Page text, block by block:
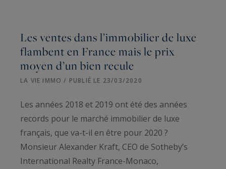
Les ventes dans l’immobilier de luxe
flambent en France mais le prix
moyen d’un bien recule
LA VIE IMMO / PUBLIÉ LE 23/03/2020
Les années 2018 et 2019 ont été des années
records pour le marché immobilier de luxe
français, que va-t-il en être pour 2020 ?
Monsieur Alexander Kraft, CEO de Sotheby’s
International Realty France-Monaco,